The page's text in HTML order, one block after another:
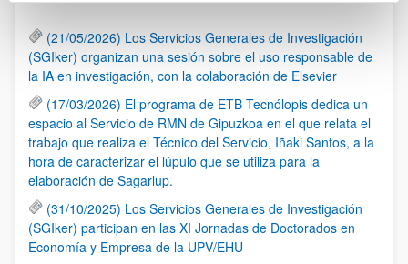
(21/05/2026) Los Servicios Generales de Investigación
(SGIker) organizan una sesión sobre el uso responsable de
la IA en investigación, con la colaboración de Elsevier
(17/03/2026) El programa de ETB Tecnólopis dedica un
espacio al Servicio de RMN de Gipuzkoa en el que relata el
trabajo que realiza el Técnico del Servicio, Iñaki Santos, a la
hora de caracterizar el lúpulo que se utiliza para la
elaboración de Sagarlup.
(31/10/2025) Los Servicios Generales de Investigación
(SGIker) participan en las XI Jornadas de Doctorados en
Economía y Empresa de la UPV/EHU